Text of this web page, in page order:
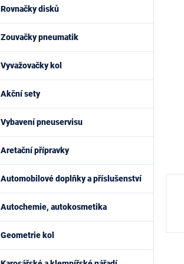
Rovnačky disků
Zouvačky pneumatik
Vyvažovačky kol
Akční sety
Vybavení pneuservisu
Aretační přípravky
Automobilové doplňky a příslušenství
Autochemie, autokosmetika
Geometrie kol